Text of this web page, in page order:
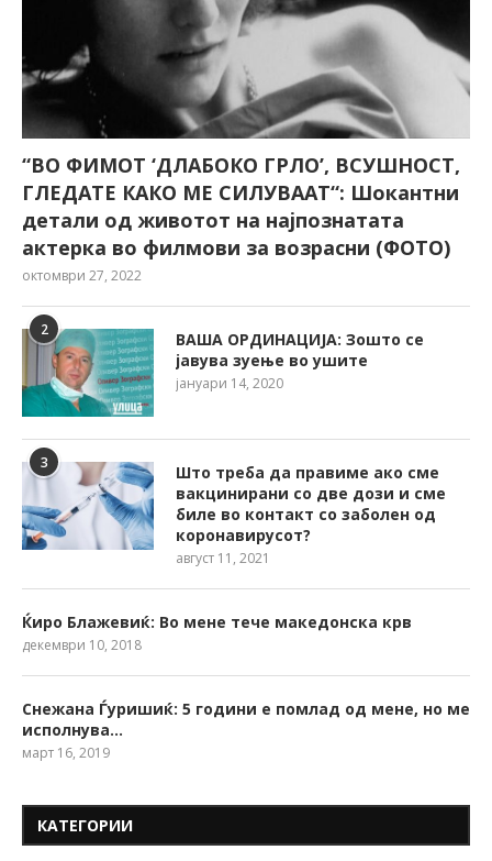
“ВО ФИМОТ ‘ДЛАБОКО ГРЛО’, ВСУШНОСТ,
ГЛЕДАТЕ КАКО МЕ СИЛУВААТ“: Шокантни
детали од животот на најпознатата
актерка во филмови за возрасни (ФОТО)
октомври 27, 2022
2
ВАША ОРДИНАЦИЈА: Зошто се
јавува зуење во ушите
јануари 14, 2020
3
Што треба да правиме ако сме
вакцинирани со две дози и сме
биле во контакт со заболен од
коронавирусот?
август 11, 2021
Ќиро Блажевиќ: Во мене тече македонска крв
декември 10, 2018
Снежана Ѓуришиќ: 5 години е помлад од мене, но ме
исполнува…
март 16, 2019
КАТЕГОРИИ